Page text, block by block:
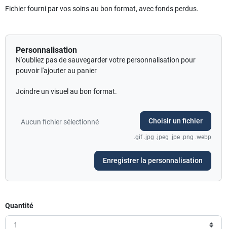
Fichier fourni par vos soins au bon format, avec fonds perdus.
Personnalisation
N'oubliez pas de sauvegarder votre personnalisation pour
pouvoir l'ajouter au panier
Joindre un visuel au bon format.
Aucun fichier sélectionné Choisir un fichier
.gif .jpg .jpeg .jpe .png .webp
Enregistrer la personnalisation
Quantité